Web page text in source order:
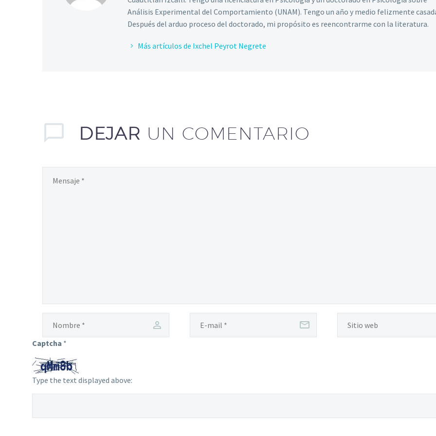
Análisis Experimental del Comportamiento (UNAM). Tengo un año y medio felizmente
Después del arduo proceso del doctorado, mi propósito es reencontrarme con la literatura.
Más artículos de Ixchel Peyrot Negrete
DEJAR UN COMENTARIO
Captcha *
Type the text displayed above: